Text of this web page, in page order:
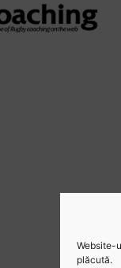
Website-
plăcută.